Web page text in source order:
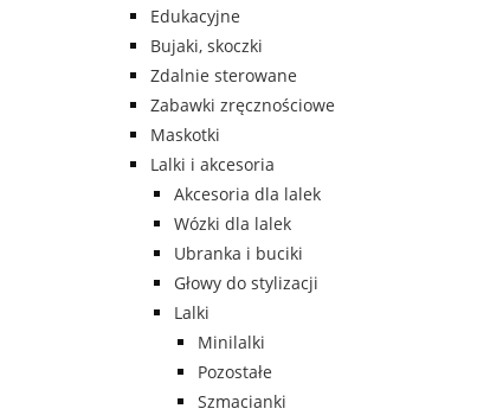
Edukacyjne
Bujaki, skoczki
Zdalnie sterowane
Zabawki zręcznościowe
Maskotki
Lalki i akcesoria
Akcesoria dla lalek
Wózki dla lalek
Ubranka i buciki
Głowy do stylizacji
Lalki
Minilalki
Pozostałe
Szmacianki